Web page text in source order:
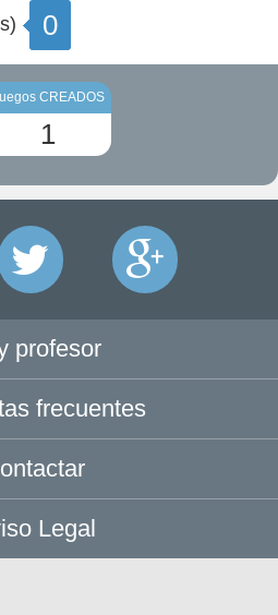
0
CREADOS
1
profesor
frecuentes
Legal